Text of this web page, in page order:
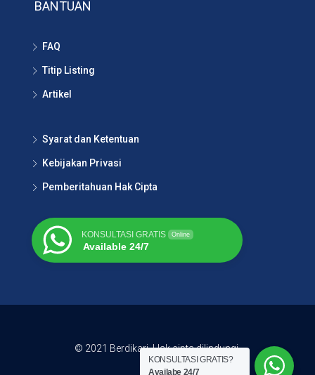
BANTUAN
FAQ
Titip Listing
Artikel
Syarat dan Ketentuan
Kebijakan Privasi
Pemberitahuan Hak Cipta
KONSULTASI GRATIS Online
Available 24/7
© 2021 Berdikari. Hak cipta dilindungi.
KONSULTASI GRATIS?
Availabe 24/7